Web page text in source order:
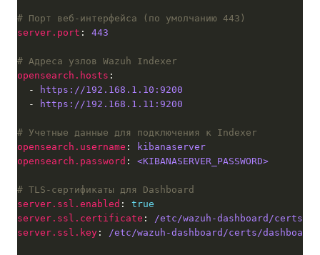
# Порт веб-интерфейса (по умолчанию 443)
server.port : 443
# Адреса узлов Wazuh Indexer
opensearch.hosts
  -
https://192.168.1.10:9200
  -
https://192.168.1.11:9200
# Учетные данные для подключения к Indexer
opensearch.username :
kibanaserver
opensearch.password : <KIBANASERVER_PASSWORD>
# TLS-сертификаты для Dashboard
server.ssl.enabled : true
server.ssl.certificate : /etc/wazuh-dashboard/certs/
server.ssl.key : /etc/wazuh-dashboard/certs/dashboard-